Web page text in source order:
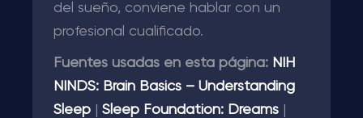
del sueño, conviene hablar con un
profesional cualificado.
Fuentes usadas en esta página: NIH
NINDS: Brain Basics – Understanding
Sleep
Sleep Foundation: Dreams